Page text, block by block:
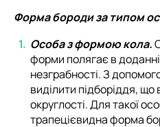
Форма бороди за типом
Особа з формою кола.
форми полягає в
незграбності. З
виділити підборіддя, що
округлості. Для такої
трапецієвидна форма